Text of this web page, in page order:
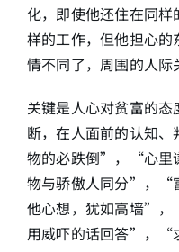
化，即使他还住在同
样的工作，但他担心
情不同了，周围的人际
关键是人心对贫富的
断，在人面前的认知
物的必跌倒”，“心里
物与骄傲人同分”，“
他心想，犹如高墙”，
用威吓的话回答”，“